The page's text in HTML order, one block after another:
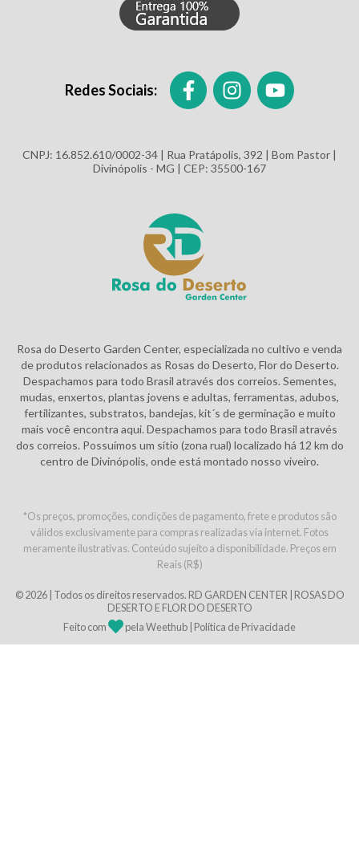
Redes Sociais:
CNPJ: 16.852.610/0002-34 | Rua Pratápolis, 392 | Bom Pastor |
Divinópolis - MG | CEP: 35500-167
Rosa do Deserto Garden Center, especializada no cultivo e venda
de produtos relacionados as Rosas do Deserto, Flor do Deserto.
Despachamos para todo Brasil através dos correios. Sementes,
mudas, enxertos, plantas jovens e adultas, ferramentas, adubos,
fertilizantes, substratos, bandejas, kit´s de germinação e muito
mais você encontra aqui. Despachamos para todo Brasil através
dos correios. Possuímos um sítio (zona rual) localizado há 12 km do
centro de Divinópolis, onde está montado nosso viveiro.
*Os preços, promoções, condições de pagamento, frete e produtos são
válidos exclusivamente para compras realizadas via internet. Fotos
meramente ilustrativas. Conteúdo sujeito a disponibilidade. Preços em
Reais (R$)
© 2026 | Todos os direitos reservados. RD GARDEN CENTER | ROSAS DO
DESERTO E FLOR DO DESERTO
Feito com
pelaWeethub Política de Privacidade